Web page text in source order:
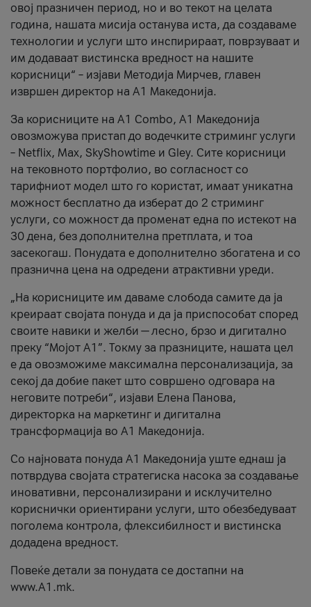
овој празничен период, но и во текот на целата
година, нашата мисија останува иста, да создаваме
технологии и услуги што инспирираат, поврзуваат и
им додаваат вистинска вредност на нашите
корисници“ – изјави Методија Мирчев, главен
извршен директор на А1 Македонија.
За корисниците на A1 Combo, А1 Македонија
овозможува пристап до водечките стриминг услуги
– Netflix, Max, SkyShowtime и Gley. Сите корисници
на тековното портфолио, во согласност со
тарифниот модел што го користат, имаат уникатна
можност бесплатно да изберат до 2 стриминг
услуги, со можност да променат една по истекот на
30 дена, без дополнителна претплата, и тоа
засекогаш. Понудата е дополнително збогатена и со
празнична цена на одредени атрактивни уреди.
„На корисниците им даваме слобода самите да ја
креираат својата понуда и да ја приспособат според
своите навики и желби — лесно, брзо и дигитално
преку “Мојот А1”. Токму за празниците, нашата цел
е да овозможиме максимална персонализација, за
секој да добие пакет што совршено одговара на
неговите потреби“, изјави Елена Панова,
директорка на маркетинг и дигитална
трансформација во А1 Македонија.
Со најновата понуда А1 Македонија уште еднаш ја
потврдува својата стратегиска насока за создавање
иновативни, персонализирани и исклучително
кориснички ориентирани услуги, што обезбедуваат
поголема контрола, флексибилност и вистинска
додадена вредност.
Повеќе детали за понудата се достапни на
www.А1.mk.